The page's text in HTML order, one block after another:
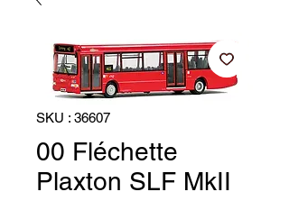
SKU : 36607
00 Fléchette
Plaxton SLF MkII